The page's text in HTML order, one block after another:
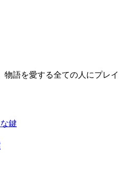
物語を愛する全ての人にプレイ